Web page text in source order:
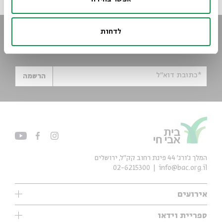
לדחות
הישארו מעודכנים
*כתובת דוא"ל הרשמה
אירועים
עיון
אנגלית
ספריית וידאו
המלך ג'ורג' 44 פינת רחוב קק״ל, ירושלים
info@bac.org.il
02-6215300